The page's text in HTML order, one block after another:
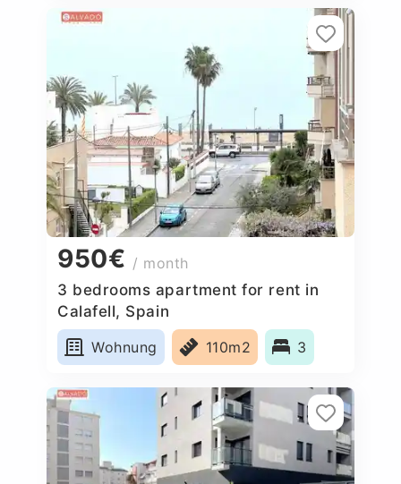
950€ / month
3 bedrooms apartment for rent in
Calafell, Spain
Wohnung
110m2 3